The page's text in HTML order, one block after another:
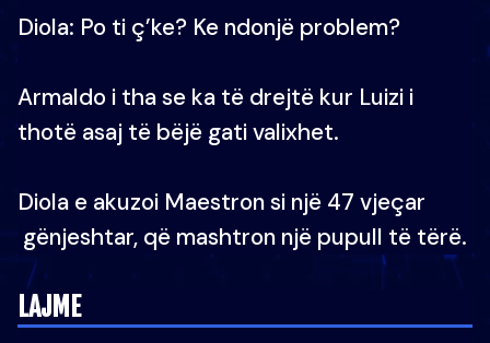
Diola: Po ti ç’ke? Ke ndonjë problem?
Armaldo i tha se ka të drejtë kur Luizi i
thotë asaj të bëjë gati valixhet.
Diola e akuzoi Maestron si një 47 vjeçar
gënjeshtar, që mashtron një pupull të tërë.
LAJME